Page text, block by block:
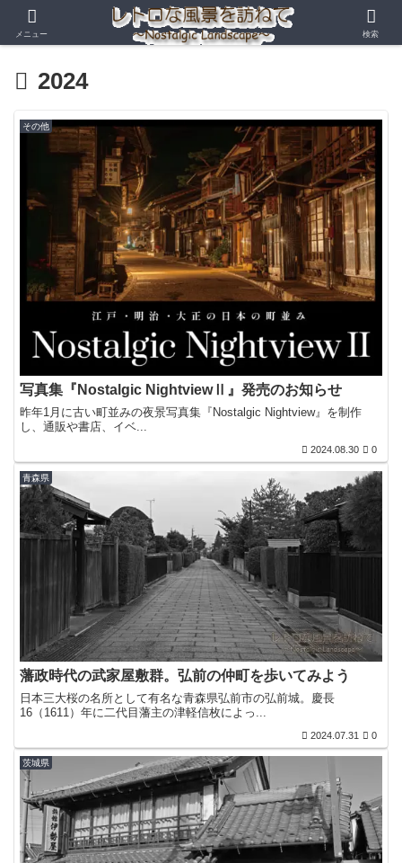
2024
その他
写真集『Nostalgic NightviewⅡ』発売のお知らせ
昨年1月に古い町並みの夜景写真集『Nostalgic Nightview』を制作
し、通販や書店、イベ...
2024.08.30 0
青森県
藩政時代の武家屋敷群。弘前の仲町を歩いてみよう
日本三大桜の名所として有名な青森県弘前市の弘前城。慶長
16（1611）年に二代目藩主の津軽信枚によっ...
2024.07.31 0
茨城県
メニュー 検索